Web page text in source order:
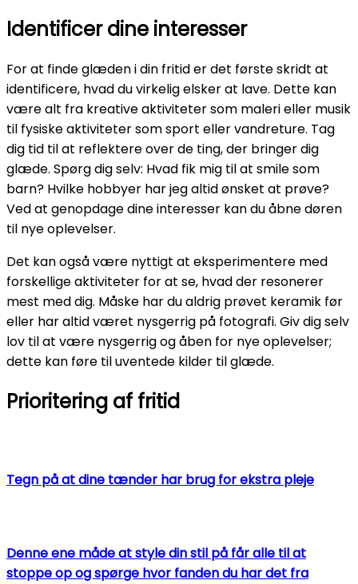
Identificer dine interesser
For at finde glæden i din fritid er det første skridt at
identificere, hvad du virkelig elsker at lave. Dette kan
være alt fra kreative aktiviteter som maleri eller musik
til fysiske aktiviteter som sport eller vandreture. Tag
dig tid til at reflektere over de ting, der bringer dig
glæde. Spørg dig selv: Hvad fik mig til at smile som
barn? Hvilke hobbyer har jeg altid ønsket at prøve?
Ved at genopdage dine interesser kan du åbne døren
til nye oplevelser.
Det kan også være nyttigt at eksperimentere med
forskellige aktiviteter for at se, hvad der resonerer
mest med dig. Måske har du aldrig prøvet keramik før
eller har altid været nysgerrig på fotografi. Giv dig selv
lov til at være nysgerrig og åben for nye oplevelser;
dette kan føre til uventede kilder til glæde.
Prioritering af fritid
Tegn på at dine tænder har brug for ekstra pleje
Denne ene måde at style din stil på får alle til at
stoppe op og spørge hvor fanden du har det fra